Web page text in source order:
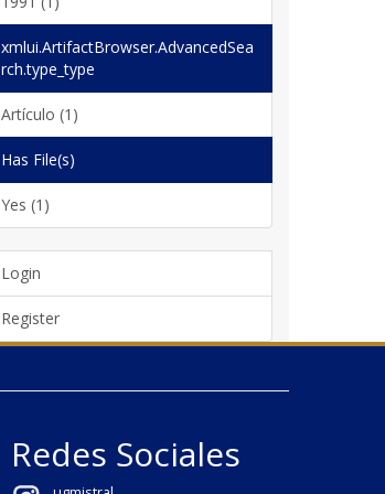
xmlui.ArtifactBrowser.AdvancedSea
rch.type_type
Artículo (1)
Has File(s)
Yes (1)
Login
Register
Redes Sociales